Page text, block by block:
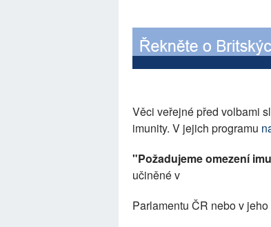
Věci veřejné před volbami
imunity. V jejich programu
"Požadujeme omezení
učiněné v
Parlamentu ČR nebo v